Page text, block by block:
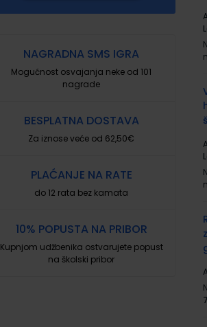
NAGRADNA SMS IGRA
Mogućnost osvajanja neke od 101
nagrade
BESPLATNA DOSTAVA
Za iznose veće od 62,50€
PLAĆANJE NA RATE
do 12 rata bez kamata
10% POPUSTA NA PRIBOR
Kupnjom udžbenika ostvarujete popust
na školski pribor